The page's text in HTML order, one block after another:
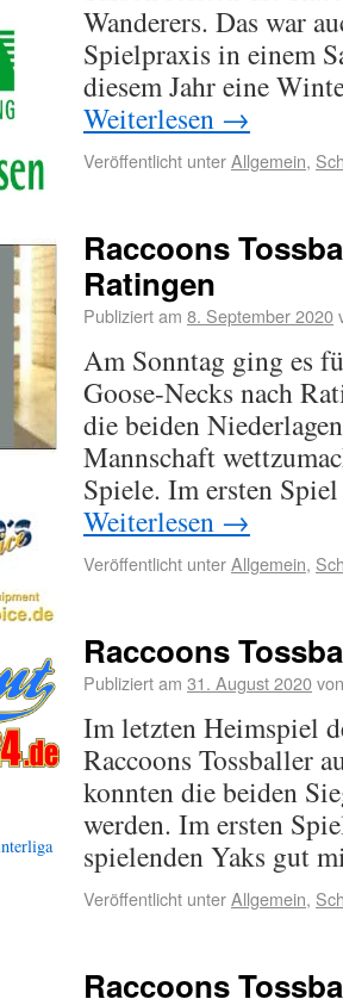
Wanderers. Das war
Spielpraxis in einem
diesem Jahr eine
Weiterlesen →
Veröffentlicht unterAllgemein,
Raccoons
Ratingen
Publiziert am 8. September 2020
Am Sonntag ging es
Goose-Necks nach
die beiden
Mannschaft
Spiele. Im ersten
Weiterlesen →
Veröffentlicht unterAllgemein,
Raccoons
Publiziert am 31. August 2020von
Im letzten Heimspiel
Raccoons Tossballer
konnten die beiden
werden. Im ersten
spielenden Yaks gut
Veröffentlicht unterAllgemein,
Raccoons